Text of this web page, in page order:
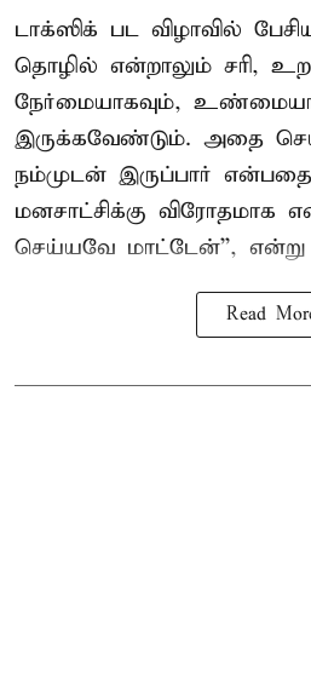
டாக்ஸிக் பட விழாவில்
தொழில் என்றாலும் சரி,
நேர்மையாகவும்,
இருக்கவேண்டும். அதை
நம்முடன் இருப்பார்
மனசாட்சிக்கு விரோதமாக
செய்யவே மாட்டேன்'', என்று
Read